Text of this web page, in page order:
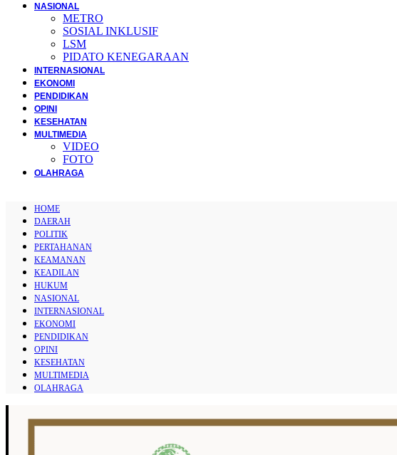
NASIONAL
METRO
SOSIAL INKLUSIF
LSM
PIDATO KENEGARAAN
INTERNASIONAL
EKONOMI
PENDIDIKAN
OPINI
KESEHATAN
MULTIMEDIA
VIDEO
FOTO
OLAHRAGA
HOME
DAERAH
POLITIK
PERTAHANAN
KEAMANAN
KEADILAN
HUKUM
NASIONAL
INTERNASIONAL
EKONOMI
PENDIDIKAN
OPINI
KESEHATAN
MULTIMEDIA
OLAHRAGA